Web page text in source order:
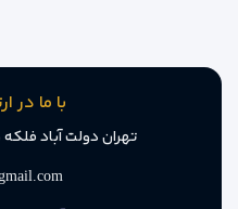
با ما در
تهران دولت آباد فلکه